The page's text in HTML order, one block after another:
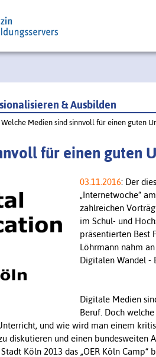
& Ausbilden
Welche Medien sind sinnvoll für einen guten
für einen guten
03.11.2016: Der
„Internetwoche“
zahlreichen
im Schul- und
präsentierten Best
Löhrmann nahm
Digitalen Wandel -
Digitale Medien
Beruf. Doch
und wie wird man einem
diskutieren und einen bundesweiten
Köln 2013 das „OER Köln Camp“